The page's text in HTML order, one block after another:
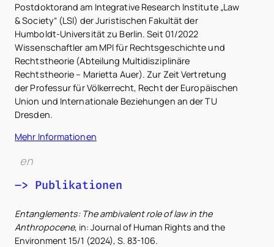
Postdoktorand am Integrative Research Institute „Law
& Society“ (LSI) der Juristischen Fakultät der
Humboldt-Universität zu Berlin. Seit 01/2022
Wissenschaftler am MPI für Rechtsgeschichte und
Rechtstheorie (Abteilung Multidisziplinäre
Rechtstheorie – Marietta Auer). Zur Zeit Vertretung
der Professur für Völkerrecht, Recht der Europäischen
Union und Internationa­le Beziehungen an der TU
Dresden.
Mehr Informationen
en
–> Publikationen
Entanglements: The ambivalent role of law in the
Anthropocene, in: Journal of Human Rights and the
Environment 15/1 (2024), S. 83-106.